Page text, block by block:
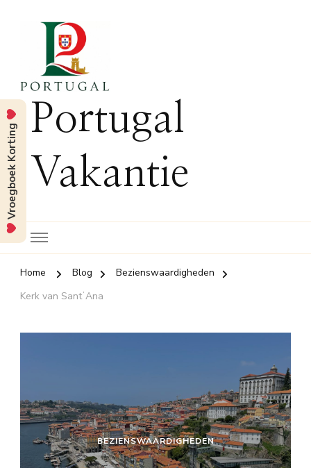
Portugal
Vakantie
Home Blog
Bezienswaardigheden
Kerk van SantʼAna
BEZIENSWAARDIGHEDEN
Vroegboek Korting